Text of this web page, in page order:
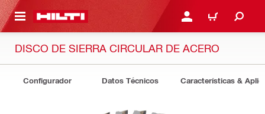
PRINCIPAL INICIE SESIÓN O
CARRITO
DISCO DE SIERRA CIRCULAR DE ACERO
Configurador Datos Técnicos Características &